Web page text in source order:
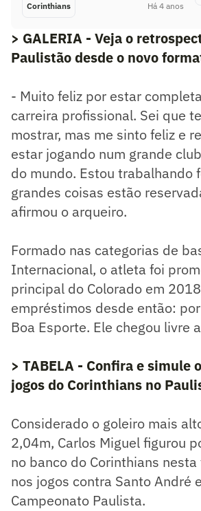
Corinthians Há 4 anos
> GALERIA - Veja o
Paulistão desde o novo
- Muito feliz por estar
carreira profissional. Sei que
mostrar, mas me sinto feliz e
estar jogando num grande
do mundo. Estou trabalhando
grandes coisas estão
afirmou o arqueiro.
Formado nas categorias de
Internacional, o atleta foi
principal do Colorado em
empréstimos desde então:
Boa Esporte. Ele chegou livre
> TABELA - Confira e simule
jogos do Corinthians no
Considerado o goleiro mais
2,04m, Carlos Miguel figurou
no banco do Corinthians
nos jogos contra Santo André
Campeonato Paulista.